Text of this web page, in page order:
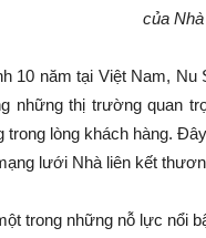
của
10 năm tại Việt Nam,
những thị trường quan
trong lòng khách hàng.
lưới Nhà liên kết
trong những nỗ lực nổi